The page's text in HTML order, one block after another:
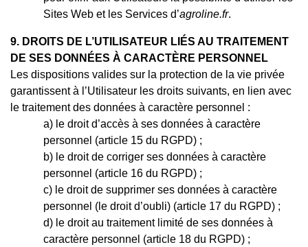
Sites Web et les Services d’agroline.fr.
9. DROITS DE L’UTILISATEUR LIÉS AU TRAITEMENT
DE SES DONNÉES À CARACTÈRE PERSONNEL
Les dispositions valides sur la protection de la vie privée
garantissent à l’Utilisateur les droits suivants, en lien avec
le traitement des données à caractère personnel :
le droit d’accès à ses données à caractère
personnel (article 15 du RGPD) ;
le droit de corriger ses données à caractère
personnel (article 16 du RGPD) ;
le droit de supprimer ses données à caractère
personnel (le droit d’oubli) (article 17 du RGPD) ;
le droit au traitement limité de ses données à
caractère personnel (article 18 du RGPD) ;